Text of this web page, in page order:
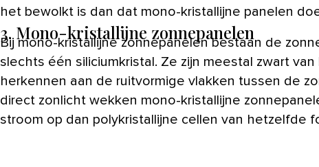
het bewolkt is dan dat mono-kristallijne panelen
3. Mono-kristallijne zonnepanelen
Bij mono-kristallijne zonnepanelen bestaan de
slechts één siliciumkristal. Ze zijn meestal zwart
herkennen aan de ruitvormige vlakken tussen de
direct zonlicht wekken mono-kristallijne
stroom op dan polykristallijne cellen van hetzelfde